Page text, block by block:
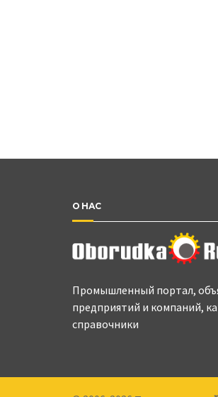
О НАС
Промышленный портал,
предприятий и компаний,
справочники